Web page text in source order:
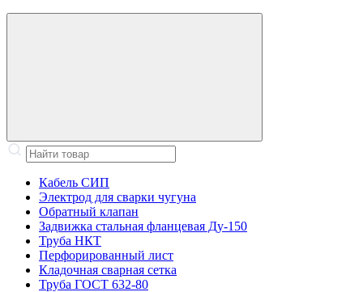
Кабель СИП
Электрод для сварки чугуна
Обратный клапан
Задвижка стальная фланцевая Ду-150
Труба НКТ
Перфорированный лист
Кладочная сварная сетка
Труба ГОСТ 632-80